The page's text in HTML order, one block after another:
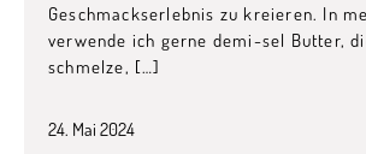
Geschmackserlebnis zu kreieren. In
verwende ich gerne demi-sel Butter,
schmelze, […]
24. Mai 2024